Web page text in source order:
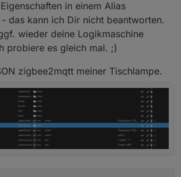
in einem Alias
das kann ich Dir nicht beantworten.
wieder deine Logikmaschine
probiere es gleich mal. ;)
zigbee2mqtt meiner Tischlampe.